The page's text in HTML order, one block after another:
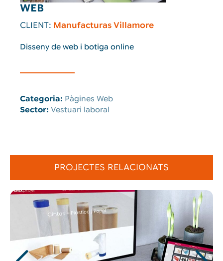
WEB
CLIENT: Manufacturas Villamore
Disseny de web i botiga online
Categoria: Pàgines Web
Sector: Vestuari laboral
PROJECTES RELACIONATS